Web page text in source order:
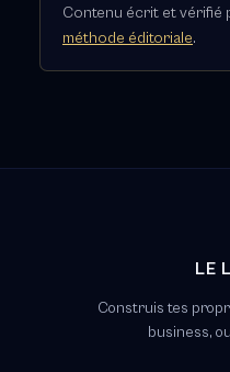
Contenu écrit et vérifié
méthode éditoriale.
LE
Construis tes
business,